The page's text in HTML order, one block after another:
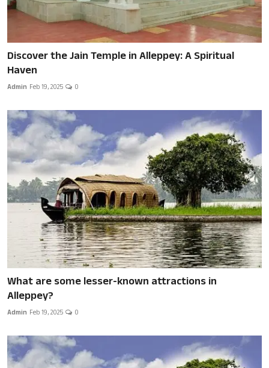
Discover the Jain Temple in Alleppey: A Spiritual
Haven
Admin Feb 19, 2025 0
What are some lesser-known attractions in
Alleppey?
Admin Feb 19, 2025 0